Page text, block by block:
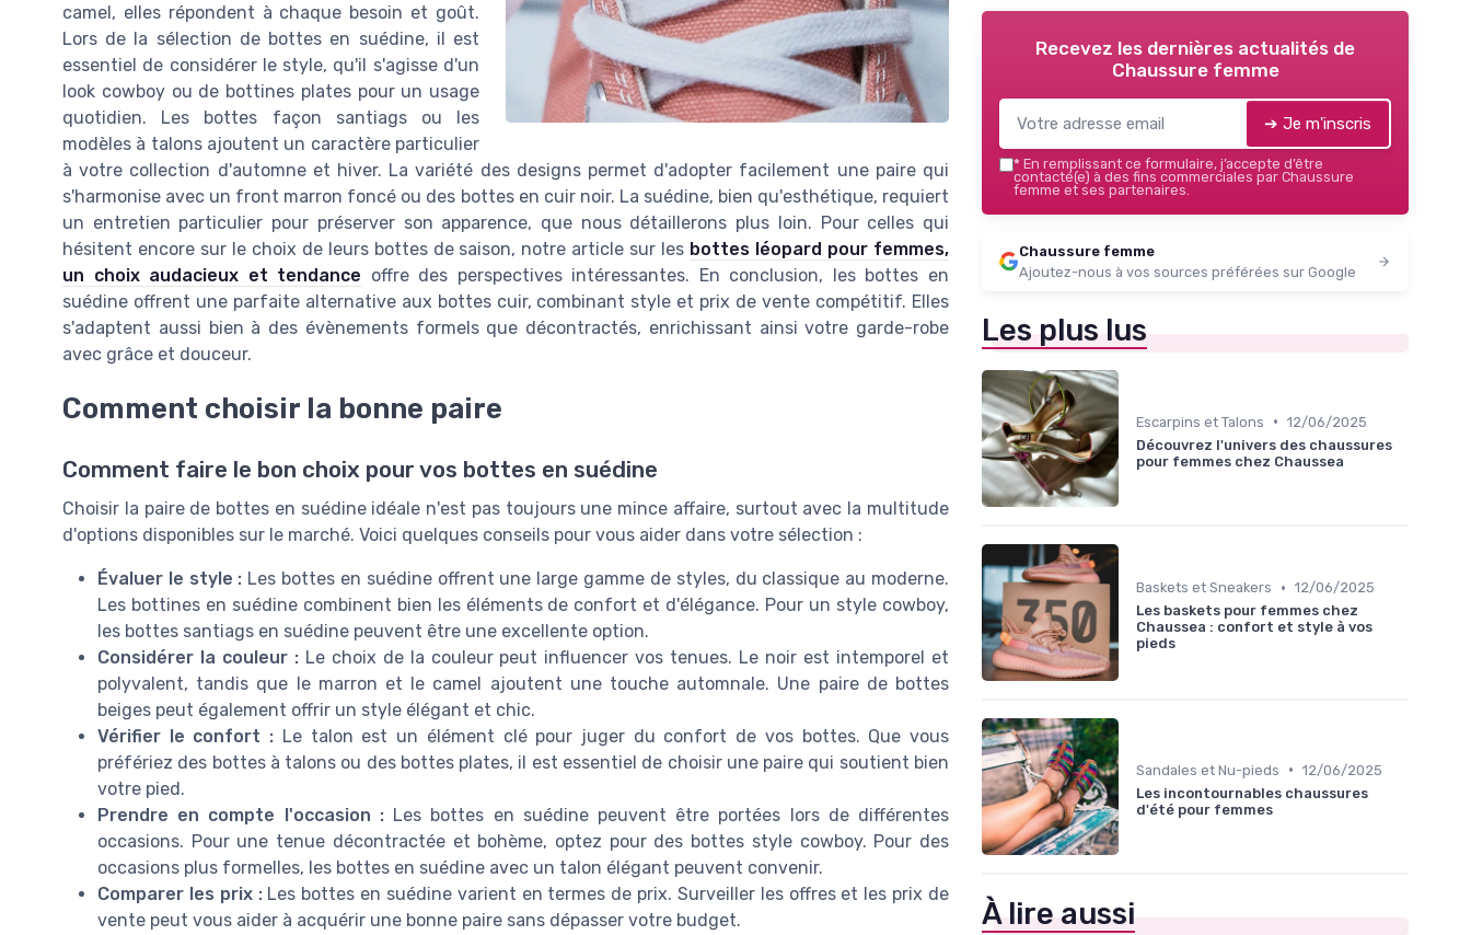
camel, elles répondent à chaque besoin et goût.
Lors de la sélection de bottes en suédine, il est
essentiel de considérer le style, qu'il s'agisse d'un
look cowboy ou de bottines plates pour un usage
quotidien. Les bottes façon santiags ou les
modèles à talons ajoutent un caractère particulier
à votre collection d'automne et hiver. La variété des designs permet d'adopter facilement une paire qui
s'harmonise avec un front marron foncé ou des bottes en cuir noir. La suédine, bien qu'esthétique, requiert
un entretien particulier pour préserver son apparence, que nous détaillerons plus loin. Pour celles qui
hésitent encore sur le choix de leurs bottes de saison, notre article sur les bottes léopard pour femmes,
un choix audacieux et tendance offre des perspectives intéressantes. En conclusion, les bottes en
suédine offrent une parfaite alternative aux bottes cuir, combinant style et prix de vente compétitif. Elles
s'adaptent aussi bien à des évènements formels que décontractés, enrichissant ainsi votre garde-robe
avec grâce et douceur.
Comment choisir la bonne paire
Comment faire le bon choix pour vos bottes en suédine
Choisir la paire de bottes en suédine idéale n'est pas toujours une mince affaire, surtout avec la multitude
d'options disponibles sur le marché. Voici quelques conseils pour vous aider dans votre sélection :
Évaluer le style : Les bottes en suédine offrent une large gamme de styles, du classique au moderne.
Les bottines en suédine combinent bien les éléments de confort et d'élégance. Pour un style cowboy,
les bottes santiags en suédine peuvent être une excellente option.
Considérer la couleur :Le choix de la couleur peut influencer vos tenues. Le noir est intemporel et
polyvalent, tandis que le marron et le camel ajoutent une touche automnale. Une paire de bottes
beiges peut également offrir un style élégant et chic.
Vérifier le confort : Le talon est un élément clé pour juger du confort de vos bottes. Que vous
préfériez des bottes à talons ou des bottes plates, il est essentiel de choisir une paire qui soutient bien
votre pied.
Prendre en compte l'occasion :Les bottes en suédine peuvent être portées lors de différentes
occasions. Pour une tenue décontractée et bohème, optez pour des bottes style cowboy. Pour des
occasions plus formelles, les bottes en suédine avec un talon élégant peuvent convenir.
Comparer les prix :Les bottes en suédine varient en termes de prix. Surveiller les offres et les prix de
vente peut vous aider à acquérir une bonne paire sans dépasser votre budget.
Recevez les dernières actualités de
Chaussure femme
➔ Je m'inscris
* En remplissant ce formulaire, j’accepte d’être
contacté(e) à des fins commerciales par Chaussure
femme et ses partenaires.
Chaussure femme
Ajoutez-nous à vos sources préférées sur Google
Les plus lus
Escarpins et Talons • 12/06/2025
Découvrez l'univers des chaussures
pour femmes chez Chaussea
Baskets et Sneakers • 12/06/2025
Les baskets pour femmes chez
Chaussea : confort et style à vos
pieds
Sandales et Nu-pieds • 12/06/2025
Les incontournables chaussures
d'été pour femmes
À lire aussi